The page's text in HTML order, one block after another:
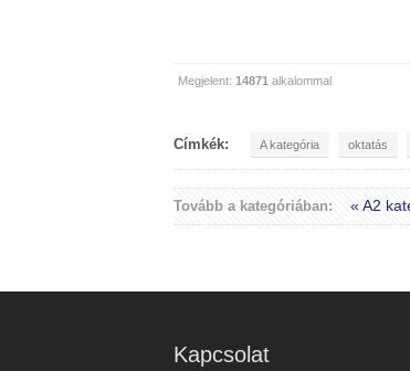
Megjelent: 14871 alkalommal
Címkék: A kategória oktatás
Tovább a kategóriában: « A2
Kapcsolat